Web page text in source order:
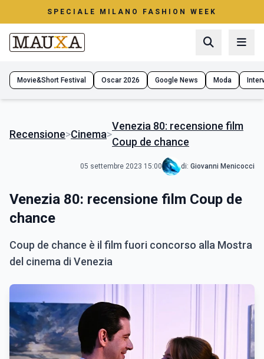
SPECIALE MILANO FASHION WEEK
Movie&Short Festival Oscar 2026 Google News Moda
Recensione>Cinema>
Venezia 80: recensione film
Coup de chance
05 settembre 2023 15:00 di: Giovanni Menicocci
Venezia 80: recensione film Coup de
chance
Coup de chance è il film fuori concorso alla Mostra
del cinema di Venezia